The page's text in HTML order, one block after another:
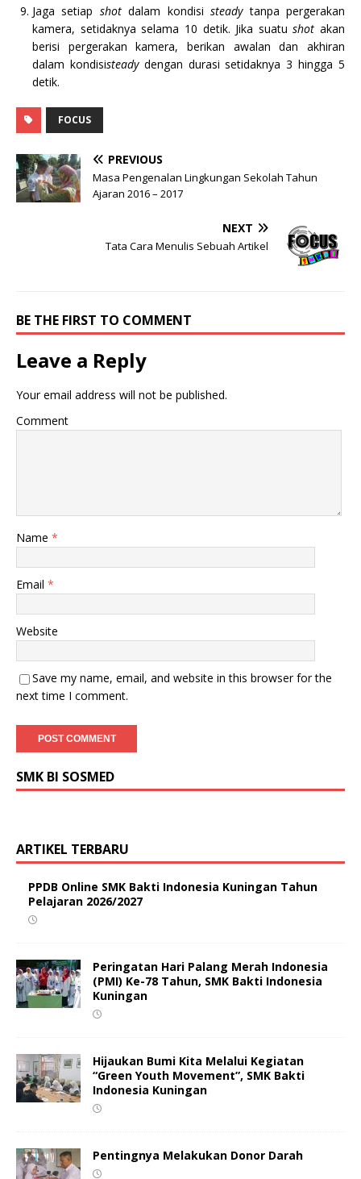
Jaga setiap shotdalam kondisisteadytanpa pergerakan
kamera, setidaknya selama 10 detik. Jika suatushot akan
berisi pergerakan kamera, berikan awalan dan akhiran
dalam kondisisteadydengan durasi setidaknya 3 hingga 5
detik.
FOCUS
PREVIOUS
Masa Pengenalan Lingkungan Sekolah Tahun
Ajaran 2016 – 2017
NEXT
Tata Cara Menulis Sebuah Artikel
BE THE FIRST TO COMMENT
Leave a Reply
Your email address will not be published.
Comment
Name *
Email *
Website
Save my name, email, and website in this browser for the
next time I comment.
SMK BI SOSMED
ARTIKEL TERBARU
PPDB Online SMK Bakti Indonesia Kuningan Tahun
Pelajaran 2026/2027
Peringatan Hari Palang Merah Indonesia
(PMI) Ke-78 Tahun, SMK Bakti Indonesia
Kuningan
Hijaukan Bumi Kita Melalui Kegiatan
“Green Youth Movement”, SMK Bakti
Indonesia Kuningan
Pentingnya Melakukan Donor Darah